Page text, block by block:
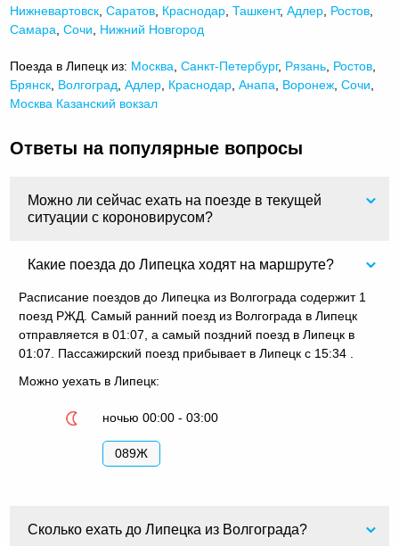
Нижневартовск ,Саратов Краснодар ,Ташкент,Адлер Ростов
Самара ,Сочи Нижний Новгород
Поезда в Липецк из: Москва ,Санкт-Петербург, Рязань Ростов
Брянск Волгоград ,Адлер Краснодар ,Анапа Воронеж ,Сочи
Москва Казанский вокзал
Ответы на популярные вопросы
Можно ли сейчас ехать на поезде в текущей
ситуации с короновирусом?
Какие поезда до Липецка ходят на маршруте?
Расписание поездов до Липецка из Волгограда содержит 1
поезд РЖД. Самый ранний поезд из Волгограда в Липецк
отправляется в 01:07, а самый поздний поезд в Липецк в
01:07. Пассажирский поезд прибывает в Липецк с 15:34 .
Можно уехать в Липецк:
ночью 00:00 - 03:00
089Ж
Сколько ехать до Липецка из Волгограда?